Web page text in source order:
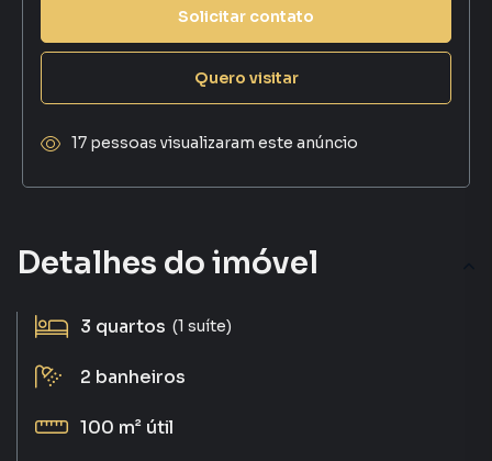
Detalhes do imóvel
3 quartos (1 suíte)
2 banheiros
100 m² útil
Solicitar contato
Quero visitar
17 pessoas visualizaram este anúncio